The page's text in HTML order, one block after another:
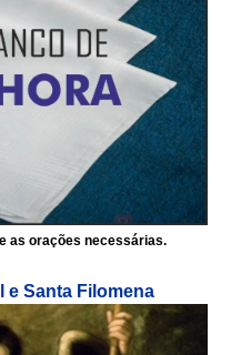
as orações necessárias.
e Santa Filomena